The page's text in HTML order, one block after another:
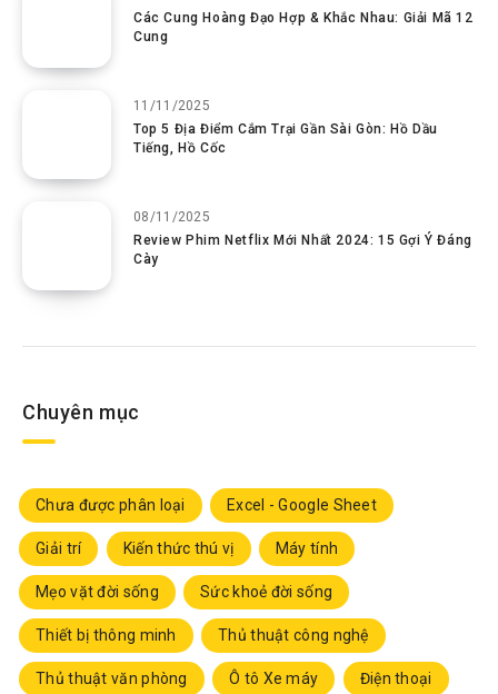
Các Cung Hoàng Đạo Hợp & Khắc Nhau: Giải Mã 12
Cung
11/11/2025
Top 5 Địa Điểm Cắm Trại Gần Sài Gòn: Hồ Dầu
Tiếng, Hồ Cốc
08/11/2025
Review Phim Netflix Mới Nhất 2024: 15 Gợi Ý Đáng
Cày
Chuyên mục
Chưa được phân loại Excel - Google Sheet
Giải trí Kiến thức thú vị Máy tính
Mẹo vặt đời sống Sức khoẻ đời sống
Thiết bị thông minh Thủ thuật công nghệ
Thủ thuật văn phòng Ô tô Xe máy Điện thoại